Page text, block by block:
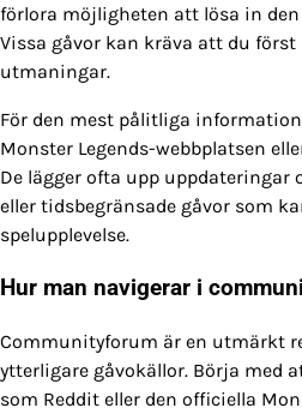
förlora möjligheten att lösa in
Vissa gåvor kan kräva att du
utmaningar.
För den mest pålitliga
Monster Legends-webbplatsen
De lägger ofta upp uppdateringar
eller tidsbegränsade gåvor som
spelupplevelse.
Hur man navigerar i
Communityforum är en utmärkt
ytterligare gåvokällor. Börja med
som Reddit eller den officiella